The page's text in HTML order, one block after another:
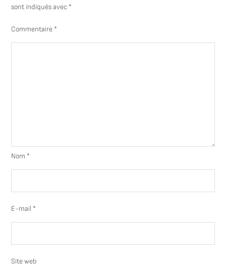
sont indiqués avec *
Commentaire *
Nom *
E-mail *
Site web